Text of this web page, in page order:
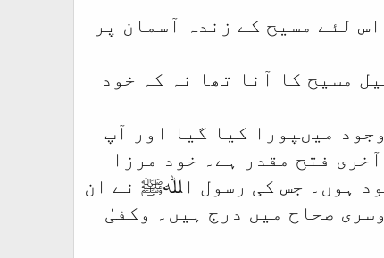
لئے مسیح کے زندہ آسمان پر
مسیح کا آنا تھا نہ کہ خود
میںپورا کیا گیا اور آپ
فتح مقدر ہے۔ خود مرزا
ہوں۔ جس کی رسول اﷲﷺ نے ان
صحاح میں درج ہیں۔ وکفیٰ